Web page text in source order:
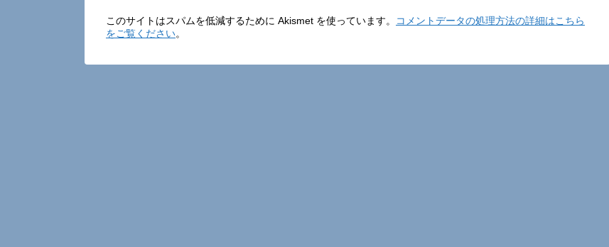
このサイトはスパムを低減するために Akismet を使っています。
コメントデータの処理方法の詳細はこちら
をご覧ください。